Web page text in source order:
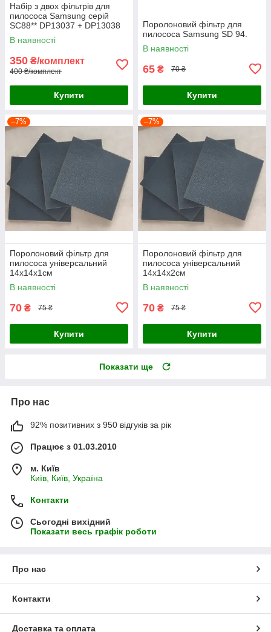
Набір з двох фільтрів для
пилососа Samsung серій
SC88** DP13037 + DP13038
В наявності
350 ₴/комплект
400 ₴/комплект
Купити
Поролоновий фільтр для
пилососа Samsung SD 94.
В наявності
65 ₴ 70 ₴
Купити
–7%
Поролоновий фільтр для
пилососа універсальний
14х14х1см
В наявності
70 ₴ 75 ₴
Купити
–7%
Поролоновий фільтр для
пилососа універсальний
14х14х2см
В наявності
70 ₴ 75 ₴
Купити
Показати ще
Про нас
92% позитивних з 950 відгуків за рік
Працює з 01.03.2010
м. Київ
Київ, Київ, Україна
Контакти
Сьогодні вихідний
Показати весь графік роботи
Про нас
Контакти
Доставка та оплата